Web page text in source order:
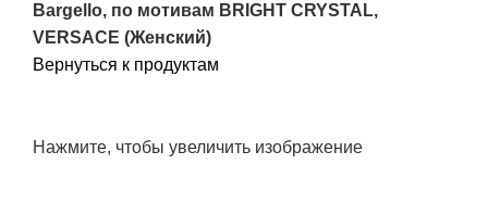
Bargello, по мотивам BRIGHT CRYSTAL,
VERSACE (Женский)
Вернуться к продуктам
Нажмите, чтобы увеличить изображение